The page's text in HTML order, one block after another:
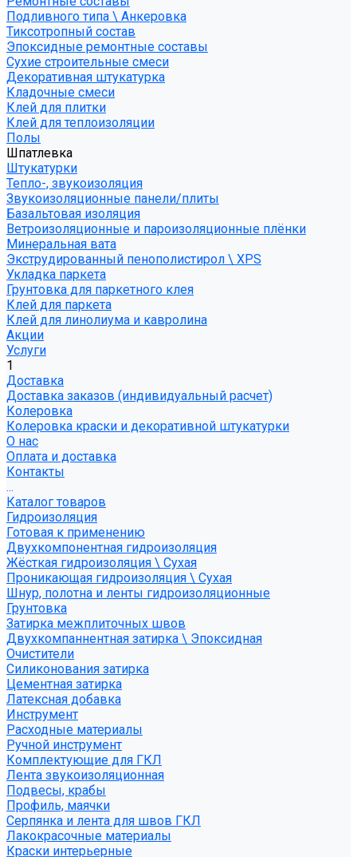
Подливного типа \ Анкеровка
Тиксотропный состав
Эпоксидные ремонтные составы
Сухие строительные смеси
Декоративная штукатурка
Кладочные смеси
Клей для плитки
Клей для теплоизоляции
Полы
Шпатлевка
Штукатурки
Тепло-, звукоизоляция
Звукоизоляционные панели/плиты
Базальтовая изоляция
Ветроизоляционные и пароизоляционные плёнки
Минеральная вата
Экструдированный пенополистирол \ XPS
Укладка паркета
Грунтовка для паркетного клея
Клей для паркета
Клей для линолиума и кавролина
Акции
Услуги
1
Доставка
Доставка заказов (индивидуальный расчет)
Колеровка
Колеровка краски и декоративной штукатурки
О нас
Оплата и доставка
Контакты
...
Каталог товаров
Гидроизоляция
Готовая к применению
Двухкомпонентная гидроизоляция
Жёсткая гидроизоляция \ Сухая
Проникающая гидроизоляция \ Сухая
Шнур, полотна и ленты гидроизоляционные
Грунтовка
Затирка межплиточных швов
Двухкомпаннентная затирка \ Эпоксидная
Очистители
Силиконования затирка
Цементная затирка
Латексная добавка
Инструмент
Расходные материалы
Ручной инструмент
Комплектующие для ГКЛ
Лента звукоизоляционная
Подвесы, крабы
Профиль, маячки
Серпянка и лента для швов ГКЛ
Лакокрасочные материалы
Краски интерьерные